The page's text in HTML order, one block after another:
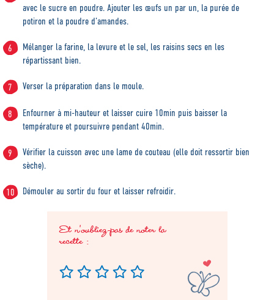
avec le sucre en poudre. Ajouter les œufs un par un, la purée de
potiron et la poudre d’amandes.
Mélanger la farine, la levure et le sel, les raisins secs en les
répartissant bien.
Verser la préparation dans le moule.
Enfourner à mi-hauteur et laisser cuire 10min puis baisser la
température et poursuivre pendant 40min.
Vérifier la cuisson avec une lame de couteau (elle doit ressortir bien
sèche).
Démouler au sortir du four et laisser refroidir.
Et n'oubliez-pas de noter la
recette :